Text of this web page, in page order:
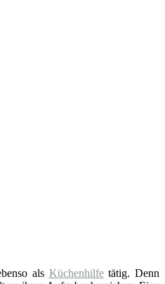
als Küchenhilfetätig. Denn